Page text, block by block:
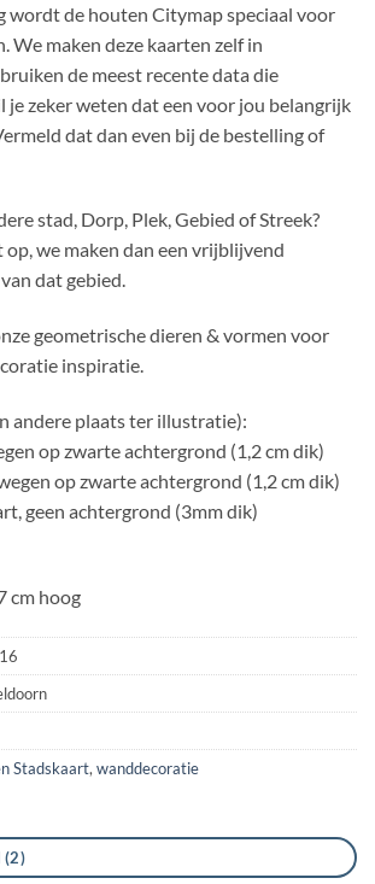
wordt de houten Citymap speciaal voor
We maken deze kaarten zelf in
de meest recente data die
je zeker weten dat een voor jou belangrijk
dat dan even bij de bestelling of
stad, Dorp, Plek, Gebied of Streek?
op, we maken dan een vrijblijvend
dat gebied.
geometrische dieren & vormen voor
inspiratie.
andere plaats ter illustratie):
op zwarte achtergrond (1,2 cm dik)
op zwarte achtergrond (1,2 cm dik)
geen achtergrond (3mm dik)
cm hoog
Stadskaart, wanddecoratie
(2)